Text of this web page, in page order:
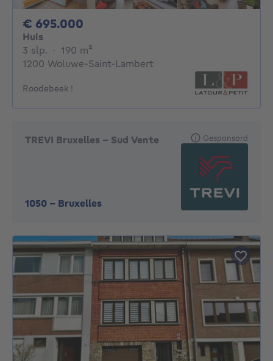
€ 695.000
Huis
3 slp. 3 slaapkamers
· 190 m²
1200 Woluwe-Saint-Lambert
Roodebeek !
TREVI Bruxelles - Sud Vente
1050 - Bruxelles
Gesponsord